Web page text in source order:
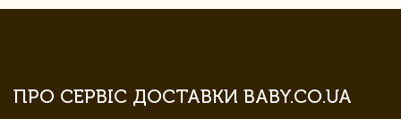
ПРО СЕРВІС ДОСТАВКИ BABY.CO.UA